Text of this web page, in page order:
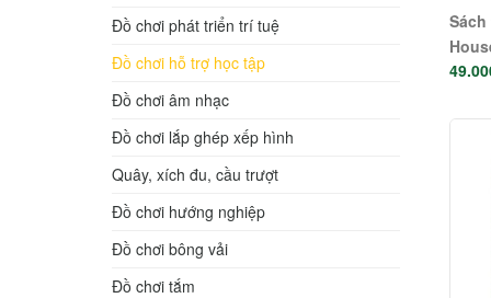
Đồ chơi phát triển trí tuệ
Đồ chơi hỗ trợ học tập
Đồ chơi âm nhạc
Đồ chơi lắp ghép xếp hình
Quây, xích đu, cầu trượt
Đồ chơi hướng nghiệp
Đồ chơi bông vải
Đồ chơi tắm